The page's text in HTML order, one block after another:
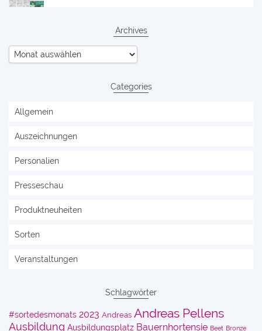
Archives
Archives
Categories
Allgemein
Auszeichnungen
Personalien
Presseschau
Produktneuheiten
Sorten
Veranstaltungen
Schlagwörter
#sortedesmonats 2023 Andreas Andreas Pellens
Ausbildung Ausbildungsplatz Bauernhortensie Beet Bronze